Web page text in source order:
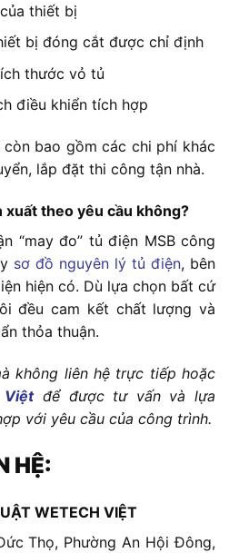
thiết bị
bị đóng cắt được chỉ định
thước vỏ tủ
điều khiển tích hợp
bao gồm các chi phí khác
lắp đặt thi công tận nhà.
xuất theo yêu cầu không?
“may đo” tủ điện MSB công
sơ đồ nguyên lý tủ điện, bên
hiện có. Dù lựa chọn bất cứ
đều cam kết chất lượng và
thỏa thuận.
không liên hệ trực tiếp hoặc
Việtđể được tư vấn và lựa
với yêu cầu của công trình.
HỆ:
WETECH VIỆT
Thọ, Phường An Hội Đông,